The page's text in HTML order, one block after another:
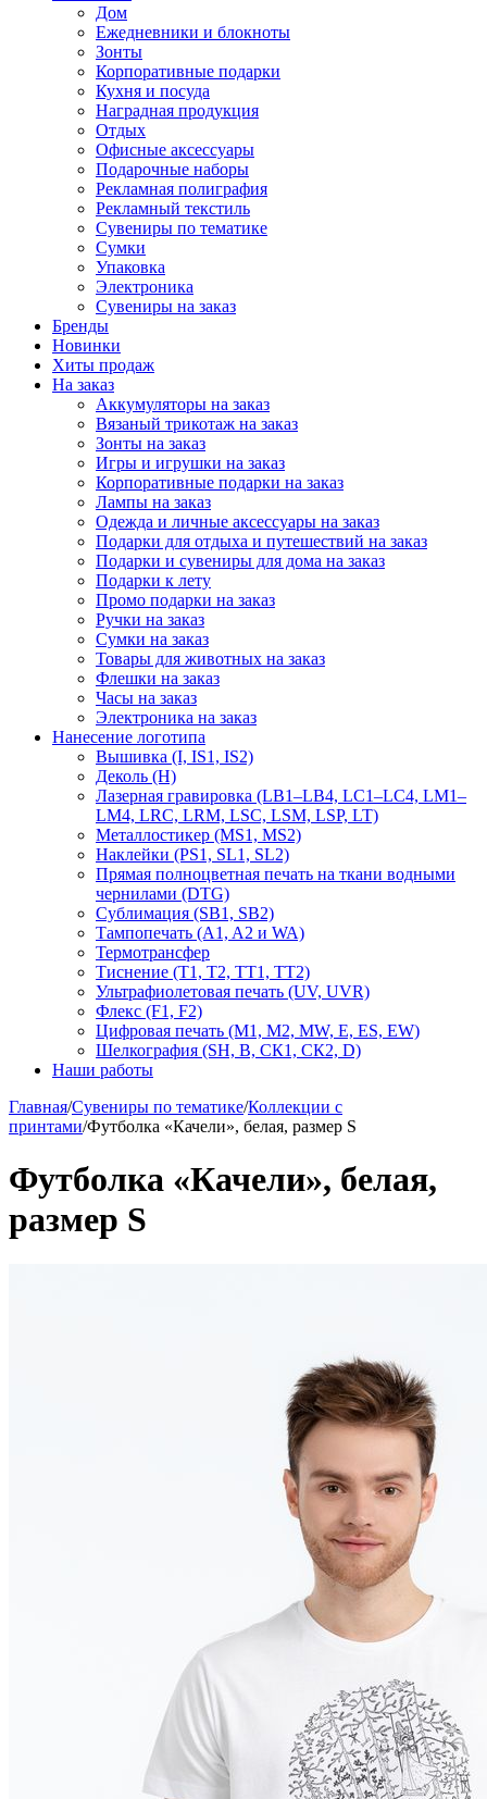
Дом
Ежедневники и блокноты
Зонты
Корпоративные подарки
Кухня и посуда
Наградная продукция
Отдых
Офисные аксессуары
Подарочные наборы
Рекламная полиграфия
Рекламный текстиль
Сувениры по тематике
Сумки
Упаковка
Электроника
Сувениры на заказ
Бренды
Новинки
Хиты продаж
На заказ
Аккумуляторы на заказ
Вязаный трикотаж на заказ
Зонты на заказ
Игры и игрушки на заказ
Корпоративные подарки на заказ
Лампы на заказ
Одежда и личные аксессуары на заказ
Подарки для отдыха и путешествий на заказ
Подарки и сувениры для дома на заказ
Подарки к лету
Промо подарки на заказ
Ручки на заказ
Сумки на заказ
Товары для животных на заказ
Флешки на заказ
Часы на заказ
Электроника на заказ
Нанесение логотипа
Вышивка (I, IS1, IS2)
Деколь (H)
Лазерная гравировка (LB1–LB4, LC1–LC4, LM1–
LM4, LRC, LRM, LSC, LSM, LSP, LT)
Металлостикер (MS1, MS2)
Наклейки (PS1, SL1, SL2)
Прямая полноцветная печать на ткани водными
чернилами (DTG)
Сублимация (SB1, SB2)
Тампопечать (A1, A2 и WA)
Термотрансфер
Тиснение (Т1, Т2, ТT1, ТT2)
Ультрафиолетовая печать (UV, UVR)
Флекс (F1, F2)
Цифровая печать (M1, M2, MW, E, ES, EW)
Шелкография (SH, В, СК1, СК2, D)
Наши работы
Главная/Сувениры по тематике/Коллекции с
принтами/Футболка «Качели», белая, размер S
Футболка «Качели», белая,
размер S